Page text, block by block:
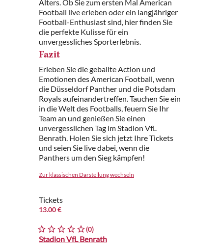
Alters. Ob Sie zum ersten Mal American
Football live erleben oder ein langjähriger
Football-Enthusiast sind, hier finden Sie
die perfekte Kulisse für ein
unvergessliches Sporterlebnis.
Fazit
Erleben Sie die geballte Action und
Emotionen des American Football, wenn
die Düsseldorf Panther und die Potsdam
Royals aufeinandertreffen. Tauchen Sie ein
in die Welt des Footballs, feuern Sie Ihr
Team an und genießen Sie einen
unvergesslichen Tag im Stadion VfL
Benrath. Holen Sie sich jetzt Ihre Tickets
und seien Sie live dabei, wenn die
Panthers um den Sieg kämpfen!
Zur klassischen Darstellung wechseln
Tickets
13.00 €
(0)
Stadion VfL Benrath